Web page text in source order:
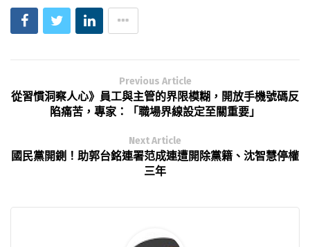
Previous Article
從習慣洞察人心》員工與主管的界限模糊，開放手機號碼反
陷痛苦，專家：「職場界線設定至關重要」
Next Article
國民黨開鍘！助郭台銘連署范成連遭開除黨籍、沈智慧停權
三年